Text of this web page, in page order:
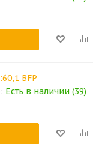
BFP
Есть в наличии (39)